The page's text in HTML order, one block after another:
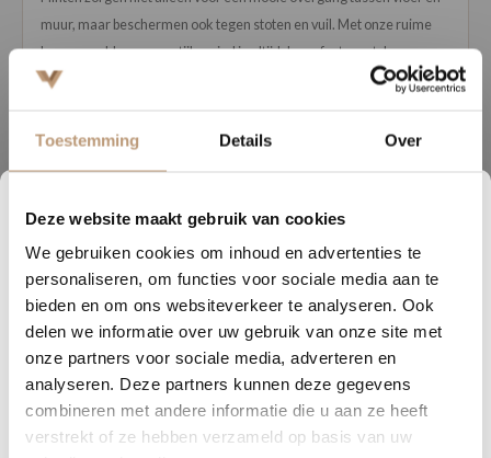
1
DAGEN
20
UREN
48
MINUTEN
44
SECONDEN
Nu tijdelijk 10% korting op
jouw vloer
Vraag snel een offerte aan en bespaar direct.
Bekijk plak PVC vloeren
Toestemming Details Over
Deze website maakt gebruik van cookies
We gebruiken cookies om inhoud en advertenties te
personaliseren, om functies voor sociale media aan te
bieden en om ons websiteverkeer te analyseren. Ook
delen we informatie over uw gebruik van onze site met
onze partners voor sociale media, adverteren en
analyseren. Deze partners kunnen deze gegevens
combineren met andere informatie die u aan ze heeft
verstrekt of ze hebben verzameld op basis van uw
muur, maar beschermen ook tegen stoten en vuil. Met onze ruime
keuze aan kleuren en stijlen vind je altijd de perfecte match voor
jouw vloer.
afwerking die het verdient!
Gerelateerde producten